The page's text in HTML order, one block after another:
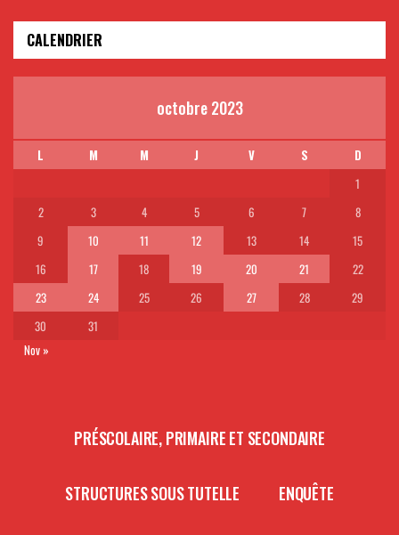
CALENDRIER
octobre 2023
L M M J V S
D
1
2
3 4 5 6 7
8
9
10 11 12 13 14
15
16
17 18 19 20 21
22
23
24 25 26 27 28
29
30
31
Nov »
PRÉSCOLAIRE, PRIMAIRE ET SECONDAIRE
STRUCTURES SOUS TUTELLE ENQUÊTE